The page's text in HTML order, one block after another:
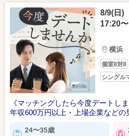
8/9(日)
17:20
横浜
個室8対8
シングル
《マッチングしたら今度デートしま
年収600万円以上・上場企業などの
24〜35歳